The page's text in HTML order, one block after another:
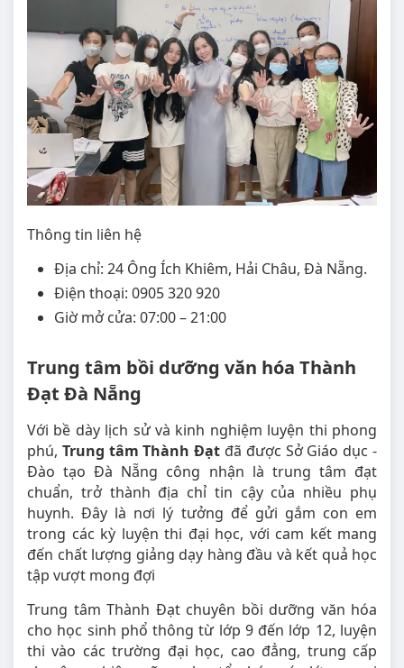
Thông tin liên hệ
Địa chỉ: 24 Ông Ích Khiêm, Hải Châu, Đà Nẵng.
Điện thoại: 0905 320 920
Giờ mở cửa: 07:00 – 21:00
Trung tâm bồi dưỡng văn hóa Thành
Đạt Đà Nẵng
Với bề dày lịch sử và kinh nghiệm luyện thi phong
phú, Trung tâm Thành Đạt đã được Sở Giáo dục -
Đào tạo Đà Nẵng công nhận là trung tâm đạt
chuẩn, trở thành địa chỉ tin cậy của nhiều phụ
huynh. Đây là nơi lý tưởng để gửi gắm con em
trong các kỳ luyện thi đại học, với cam kết mang
đến chất lượng giảng dạy hàng đầu và kết quả học
tập vượt mong đợi
Trung tâm Thành Đạt chuyên bồi dưỡng văn hóa
cho học sinh phổ thông từ lớp 9 đến lớp 12, luyện
thi vào các trường đại học, cao đẳng, trung cấp